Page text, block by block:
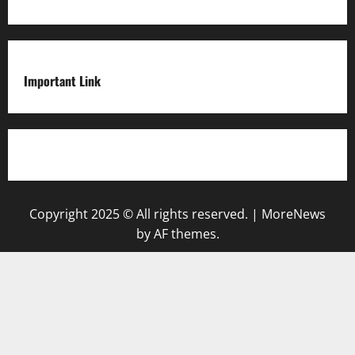
Important Link
Copyright 2025 © All rights reserved. | MoreNews
by AF themes.